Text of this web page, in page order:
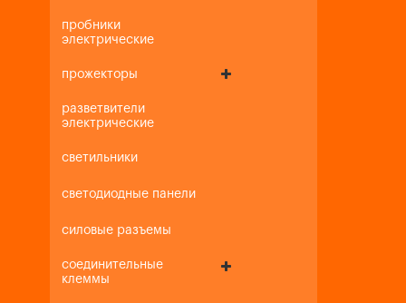
пробники
электрические
прожекторы
разветвители
электрические
светильники
светодиодные панели
силовые разъемы
соединительные
клеммы